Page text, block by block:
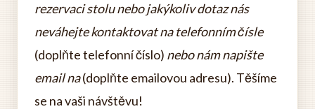
rezervaci stolu nebo jakýkoliv dotaz nás
neváhejte kontaktovat na telefonním čísle
(doplňte telefonní číslo) nebo nám napište
email na(doplňte emailovou adresu). Těšíme
se na vaši návštěvu!